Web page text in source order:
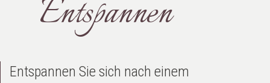
Entspannen
Entspannen Sie sich nach einem